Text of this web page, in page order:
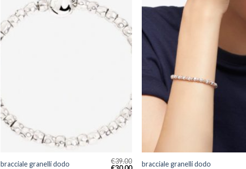
bracciale granelli dodo €39.00
bracciale granelli dodo